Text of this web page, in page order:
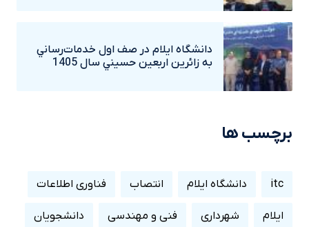
دانشگاه ايلام در صف اول خدمات‌رساني
به زائرين اربعين حسيني سال 1405
برچسب ها
itc دانشگاه ایلام انتصاب فناوری اطلاعات
ایلام شهرداری فنی و مهندسی دانشجویان